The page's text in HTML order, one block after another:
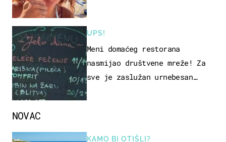
UPS!
Meni domaćeg restorana
nasmijao društvene mreže! Za
sve je zaslužan urnebesan
NOVAC
KAMO BI OTIŠLI?